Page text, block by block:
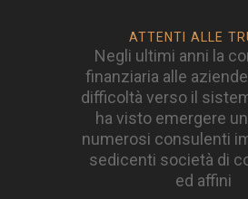
ATTENTI ALLE
Negli ultimi anni la
finanziaria alle
difficoltà verso il
ha visto emergere
numerosi consulenti
sedicenti società di
ed affini